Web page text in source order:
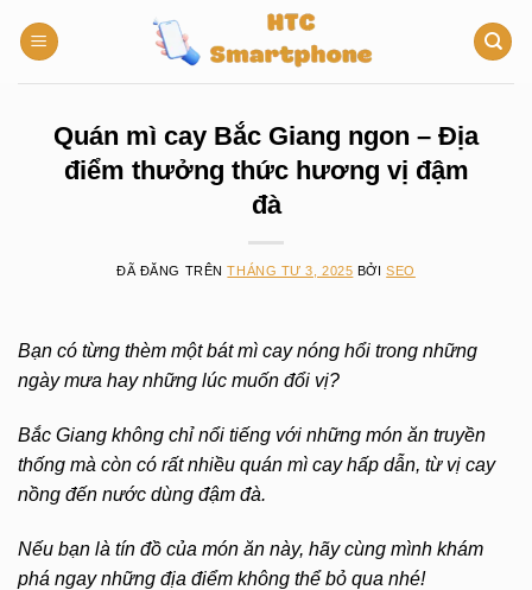
đến
Quán mì cay Bắc Giang ngon – Địa
điểm thưởng thức hương vị đậm
đà
ĐÃ ĐĂNG TRÊNTHÁNG TƯ 3, 2025 BỞISEO
Bạn có từng thèm một bát mì cay nóng hổi trong những
ngày mưa hay những lúc muốn đổi vị?
Bắc Giang không chỉ nổi tiếng với những món ăn truyền
thống mà còn có rất nhiều quán mì cay hấp dẫn, từ vị cay
nồng đến nước dùng đậm đà.
Nếu bạn là tín đồ của món ăn này, hãy cùng mình khám
phá ngay những địa điểm không thể bỏ qua nhé!